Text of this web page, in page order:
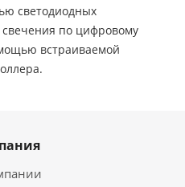
светодиодных
свечения по цифровому
встраиваемой